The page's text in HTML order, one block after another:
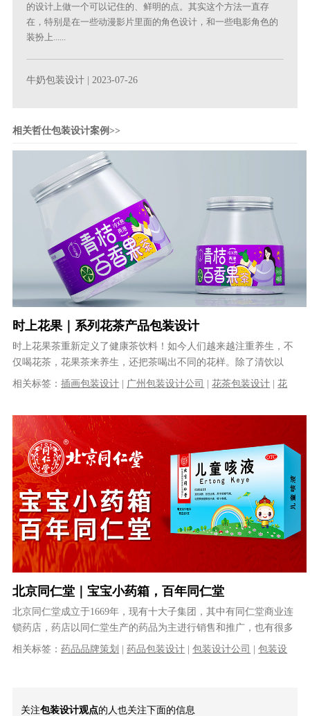
的设计上做一个可以记住的、鲜明的点。其实这个方法一直存
在，特别是在一些动漫影片里面的角色设计，和一些电影角色的
装扮上......
牛奶包装设计 | 2023-07-26
相关哲仕包装设计案例>>
时上花果｜系列花茶产品包装设计
时上花果茶重新定义了健康茶饮料！如今人们越来越注重养生，不
仅喝花茶，花果茶来养生，还把茶喝出不同的花样。除了清饮以
外，加入有益花草、果汁等调饮茶也深受......
相关标签：插画包装设计 广州包装设计公司 |花茶包装设计 |花
北京同仁堂｜宝宝小药箱，百年同仁堂
北京同仁堂成立于1669年，现有十大子集团，其中有同仁堂商业连
锁药店，药店以同仁堂生产的药品为主进行销售和推广，也有很多
系内药店销售其他公司高利润产品......
相关标签：药品品牌策划 |药品包装设计 |包装设计公司 |包装设
关注包装设计观点的人也关注下面的信息